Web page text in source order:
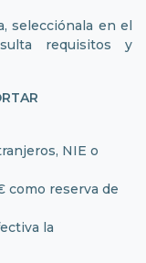
selecciónala en el
requisitos y
NIE o
como reserva de
la